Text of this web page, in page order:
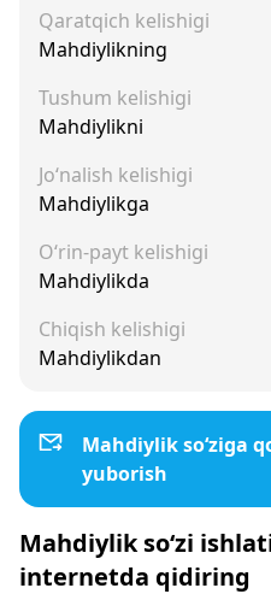
Qaratqich kelishigi
Mahdiylikning
Tushum kelishigi
Mahdiylikni
Jo‘nalish kelishigi
Mahdiylikga
O‘rin-payt kelishigi
Mahdiylikda
Chiqish kelishigi
Mahdiylikdan
Mahdiylik so‘ziga
yuborish
Mahdiylik so‘zi
internetda qidiring